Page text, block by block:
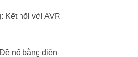
Kết nối với AVR
nổ bằng điện